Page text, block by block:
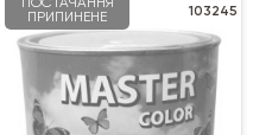
ПОСТАЧАННЯ
ПРИПИНЕНЕ
103245